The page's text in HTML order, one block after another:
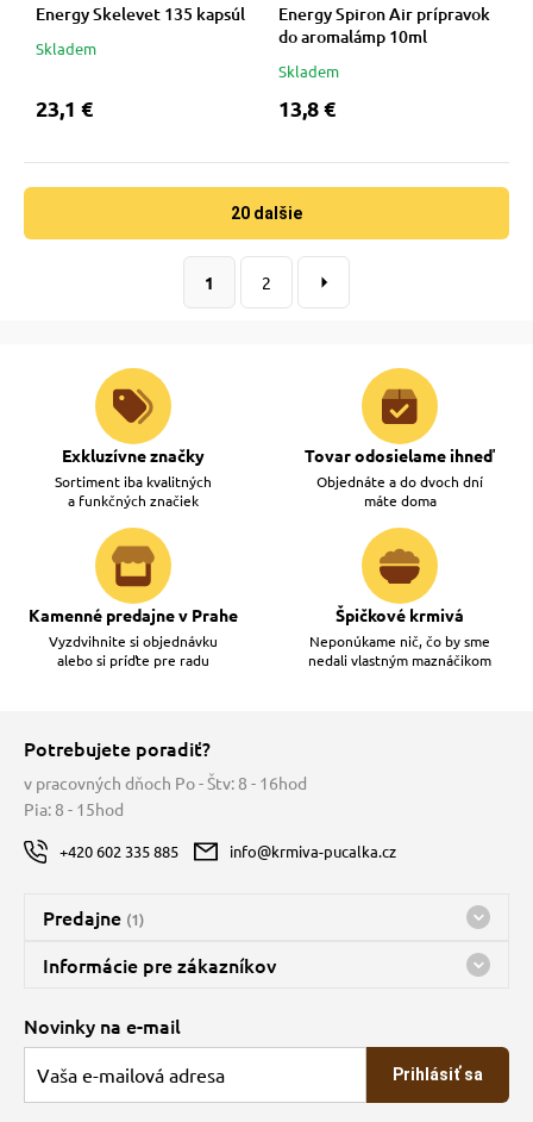
Energy Skelevet 135 kapsúl
Skladem
23,1 €
Energy Spiron Air prípravok
do aromalámp 10ml
Skladem
13,8 €
20 dalšie
1 2
Exkluzívne značky
Sortiment iba kvalitných
a funkčných značiek
Tovar odosielame ihneď
Objednáte a do dvoch dní
máte doma
Kamenné predajne v Prahe
Vyzdvihnite si objednávku
alebo si príďte pre radu
Špičkové krmivá
Neponúkame nič, čo by sme
nedali vlastným maznáčikom
Potrebujete poradiť?
v pracovných dňoch Po - Štv: 8 - 16hod
Pia: 8 - 15hod
+420 602 335 885 info@krmiva-pucalka.cz
Predajne (1)
Predajňa a sklad Kbely
Bohužiaľ, momentálne máme zatvorené
Informácie pre zákazníkov
O spoločnosti
Veľkoobchod
Novinky na e-mail
Prihlásiť sa